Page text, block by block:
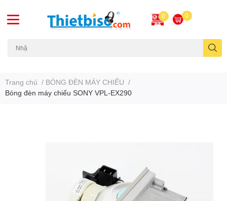
0 0
Trang chủ / BÓNG ĐÈN MÁY CHIẾU /
Bóng đèn máy chiếu SONY VPL-EX290